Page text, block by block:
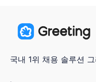
국내 1위 채용 솔루션